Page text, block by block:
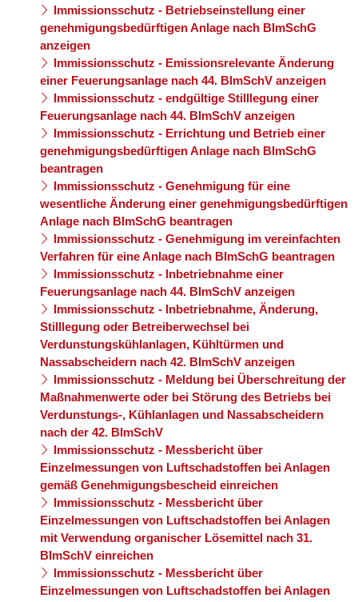
Immissionsschutz - Betriebseinstellung einer
genehmigungsbedürftigen Anlage nach BImSchG
anzeigen
Immissionsschutz - Emissionsrelevante Änderung
einer Feuerungsanlage nach 44. BImSchV anzeigen
Immissionsschutz - endgültige Stilllegung einer
Feuerungsanlage nach 44. BImSchV anzeigen
Immissionsschutz - Errichtung und Betrieb einer
genehmigungsbedürftigen Anlage nach BImSchG
beantragen
Immissionsschutz - Genehmigung für eine
wesentliche Änderung einer genehmigungsbedürftigen
Anlage nach BImSchG beantragen
Immissionsschutz - Genehmigung im vereinfachten
Verfahren für eine Anlage nach BImSchG beantragen
Immissionsschutz - Inbetriebnahme einer
Feuerungsanlage nach 44. BImSchV anzeigen
Immissionsschutz - Inbetriebnahme, Änderung,
Stilllegung oder Betreiberwechsel bei
Verdunstungskühlanlagen, Kühltürmen und
Nassabscheidern nach 42. BImSchV anzeigen
Immissionsschutz - Meldung bei Überschreitung der
Maßnahmenwerte oder bei Störung des Betriebs bei
Verdunstungs-, Kühlanlagen und Nassabscheidern
nach der 42. BImSchV
Immissionsschutz - Messbericht über
Einzelmessungen von Luftschadstoffen bei Anlagen
gemäß Genehmigungsbescheid einreichen
Immissionsschutz - Messbericht über
Einzelmessungen von Luftschadstoffen bei Anlagen
mit Verwendung organischer Lösemittel nach 31.
BImSchV einreichen
Immissionsschutz - Messbericht über
Einzelmessungen von Luftschadstoffen bei Anlagen